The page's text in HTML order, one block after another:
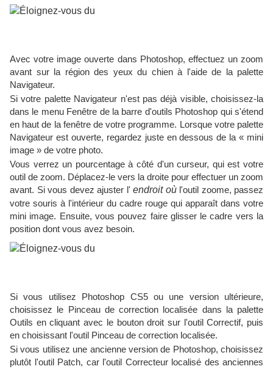
n
Avec votre image ouverte dans Photoshop, effectuez un zoom
avant sur la région des yeux du chien à l'aide de la palette
Navigateur.
Si votre palette Navigateur n'est pas déjà visible, choisissez-la
dans le menu Fenêtre de la barre d'outils Photoshop qui s'étend
en haut de la fenêtre de votre programme. Lorsque votre palette
Navigateur est ouverte, regardez juste en dessous de la « mini
image » de votre photo.
Vous verrez un pourcentage à côté d'un curseur, qui est votre
outil de zoom. Déplacez-le vers la droite pour effectuer un zoom
avant. Si vous devez ajuster l' endroit oùl'outil zoome, passez
votre souris à l'intérieur du cadre rouge qui apparaît dans votre
mini image. Ensuite, vous pouvez faire glisser le cadre vers la
position dont vous avez besoin.
Si vous utilisez Photoshop CS5 ou une version ultérieure,
choisissez le Pinceau de correction localisée dans la palette
Outils en cliquant avec le bouton droit sur l'outil Correctif, puis
en choisissant l'outil Pinceau de correction localisée.
Si vous utilisez une ancienne version de Photoshop, choisissez
plutôt l'outil Patch, car l'outil Correcteur localisé des anciennes